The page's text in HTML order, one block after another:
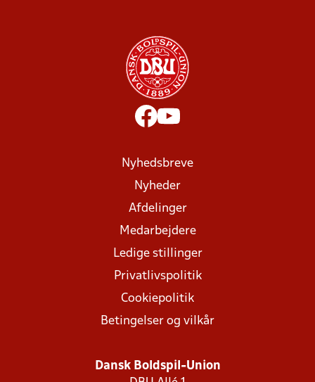
Nyhedsbreve
Nyheder
Afdelinger
Medarbejdere
Ledige stillinger
Privatlivspolitik
Cookiepolitik
Betingelser og vilkår
Dansk Boldspil-Union